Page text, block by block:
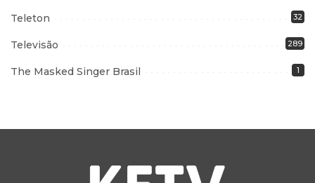
Teleton 32
Televisão 289
The Masked Singer Brasil 1